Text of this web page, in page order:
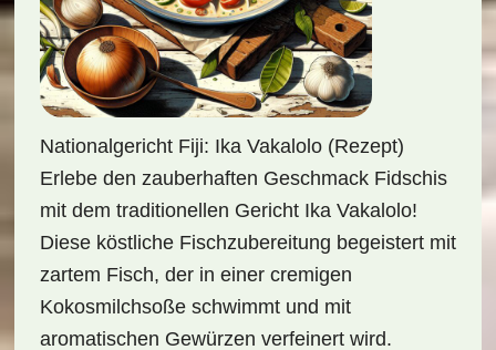
Nationalgericht Fiji: Ika Vakalolo (Rezept)
Erlebe den zauberhaften Geschmack Fidschis
mit dem traditionellen Gericht Ika Vakalolo!
Diese köstliche Fischzubereitung begeistert mit
zartem Fisch, der in einer cremigen
Kokosmilchsoße schwimmt und mit
aromatischen Gewürzen verfeinert wird.